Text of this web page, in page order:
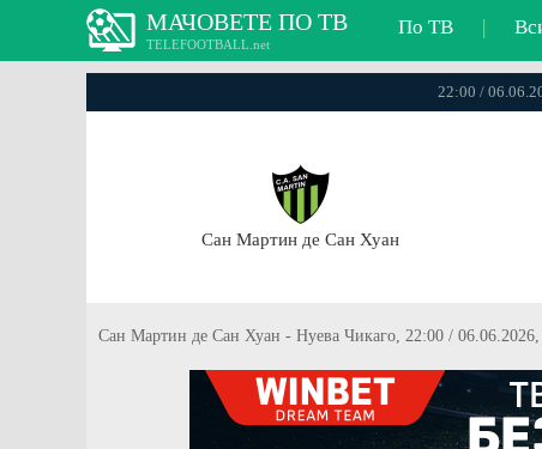
МАЧОВЕТЕ ПО ТВ
TELEFOOTBALL.net
По ТВ |
22:00 /
Сан Мартин де Сан Хуан
Сан Мартин де Сан Хуан - Нуева Чикаго, 22:00 /